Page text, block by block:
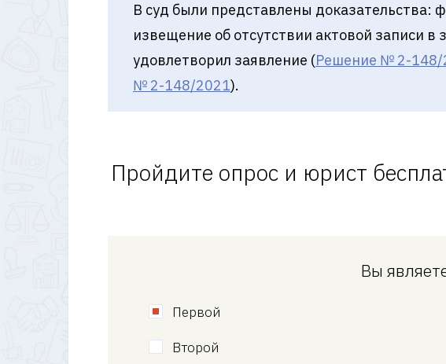
В суд были представлены доказательства:
извещение об отсутствии актовой записи в
удовлетворил заявление (Решение № 2-148/
№ 2-148/2021).
Пройдите опрос и юрист
Вы
Первой
Второй